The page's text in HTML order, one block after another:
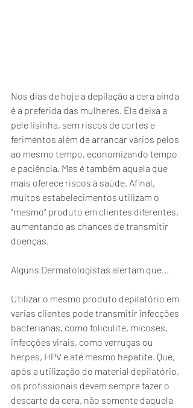
Nos dias de hoje a depilação a cera ainda
é a preferida das mulheres. Ela deixa a
pele lisinha, sem riscos de cortes e
ferimentos além de arrancar vários pelos
ao mesmo tempo, economizando tempo
e paciência. Mas é também aquela que
mais oferece riscos à saúde. Afinal,
muitos estabelecimentos utilizam o
“mesmo” produto em clientes diferentes,
aumentando as chances de transmitir
doenças.
Alguns Dermatologistas alertam que...
Utilizar o mesmo produto depilatório em
varias clientes pode transmitir infecções
bacterianas, como foliculite, micoses,
infecções virais, como verrugas ou
herpes, HPV e até mesmo hepatite. Que,
após a utilização do material depilatório,
os profissionais devem sempre fazer o
descarte da cera, não somente daquela